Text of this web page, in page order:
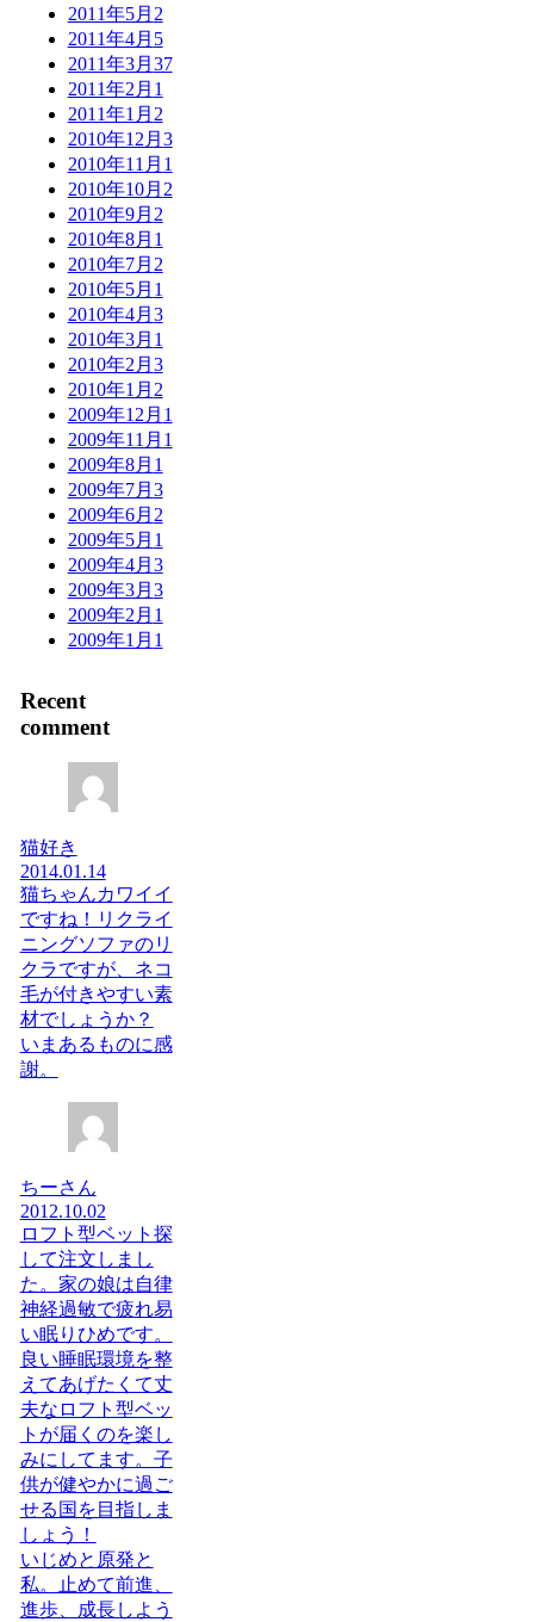
2011年5月 2
2011年4月 5
2011年3月 37
2011年2月 1
2011年1月 2
2010年12月 3
2010年11月 1
2010年10月 2
2010年9月 2
2010年8月 1
2010年7月 2
2010年5月 1
2010年4月 3
2010年3月 1
2010年2月 3
2010年1月 2
2009年12月 1
2009年11月 1
2009年8月 1
2009年7月 3
2009年6月 2
2009年5月 1
2009年4月 3
2009年3月 3
2009年2月 1
2009年1月 1
Recent
comment
猫好き
2014.01.14
猫ちゃんカワイイ
ですね！リクライ
ニングソファのリ
クラですが、ネコ
毛が付きやすい素
材でしょうか？
いまあるものに感
謝。
ちーさん
2012.10.02
ロフト型ベット探
して注文しまし
た。家の娘は自律
神経過敏で疲れ易
い眠りひめです。
良い睡眠環境を整
えてあげたくて丈
夫なロフト型ベッ
トが届くのを楽し
みにしてます。子
供が健やかに過ご
せる国を目指しま
しょう！
いじめと原発と
私。止めて前進、
進歩、成長しよう